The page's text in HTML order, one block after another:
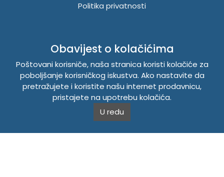
Politika privatnosti
Svetog Save bb, 75420 Bratunac, Bosna i Hercegovina
Telefon+38756/260-051
Mobilni+38765/357-215
Mobilni+38766/813-242
JIB 4405087080000
Porez 405087080000
Matični broj 59-01-0081-23
Obavijest o kolačićima
Poštovani korisniče, naša stranica koristi kolačiće za
poboljšanje korisničkog iskustva. Ako nastavite da
pretražujete i koristite našu internet prodavnicu,
pristajete na upotrebu kolačića.
U redu